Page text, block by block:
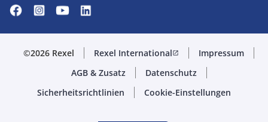
©2026 Rexel Rexel Internationalopen_in_new
Impressum
AGB & Zusatz
Datenschutz
Sicherheitsrichtlinien
Cookie-Einstellungen